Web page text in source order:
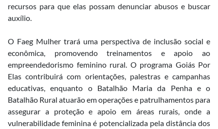
recursos para que elas possam denunciar abusos e buscar
auxílio.
O Faeg Mulher trará uma perspectiva de inclusão social e
econômica, promovendo treinamentos e apoio ao
empreendedorismo feminino rural. O programa Goiás Por
Elas contribuirá com orientações, palestras e campanhas
educativas, enquanto o Batalhão Maria da Penha e o
Batalhão Rural atuarão em operações e patrulhamentos para
assegurar a proteção e apoio em áreas rurais, onde a
vulnerabilidade feminina é potencializada pela distância dos